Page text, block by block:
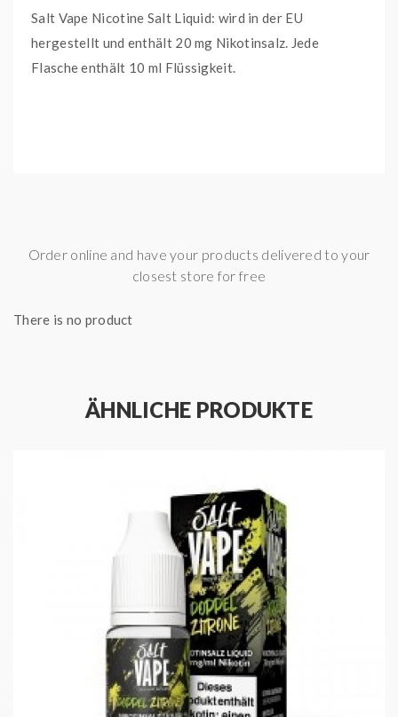
Salt Vape Nicotine Salt Liquid: wird in der EU
hergestellt und enthält 20 mg Nikotinsalz. Jede
Flasche enthält 10 ml Flüssigkeit.
Order online and have your products delivered to your
closest store for free
There is no product
ÄHNLICHE PRODUKTE